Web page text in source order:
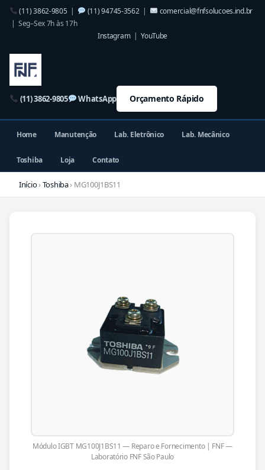
(11) 3862-9805| (11) 94745-3562|
comercial@fnfsolucoes.ind.br
| Seg–Sex 7h às 17h
Instagram|YouTube
(11) 3862-9805 WhatsApp Orçamento Rápido
Home Manutenção Lab. Eletrônico Lab. Mecânico
Toshiba Loja Contato
Início›Toshiba› MG100J1BS11
Módulo IGBT MG100J1BS11 — Reparo e Fornecimento | FNF —
Laboratório FNF São Paulo